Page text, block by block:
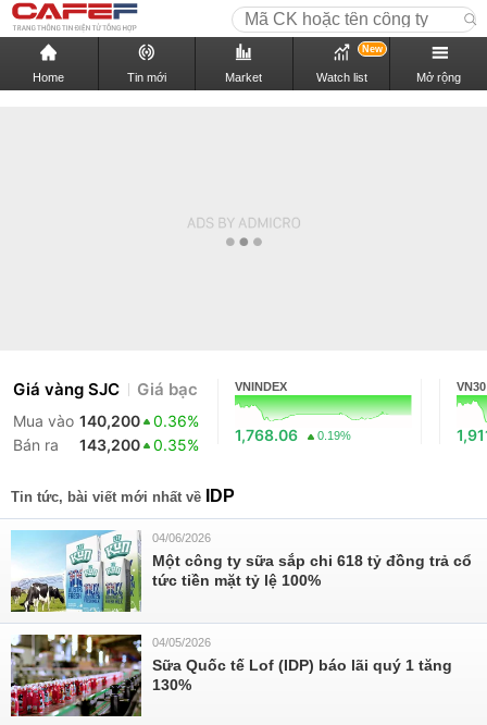
Home Tin mới Market Watch list
New
Mở rộng
Giá vàng SJC Giá bạc
Mua vào 140,200
0.36%
Bán ra
143,200 0.35%
VNINDEX
1,768.06 0.19%
VN30
Tin tức, bài viết mới nhất về IDP
04/06/2026
Một công ty sữa sắp chi 618 tỷ đồng trả cổ
tức tiền mặt tỷ lệ 100%
04/05/2026
Sữa Quốc tế Lof (IDP) báo lãi quý 1 tăng
130%